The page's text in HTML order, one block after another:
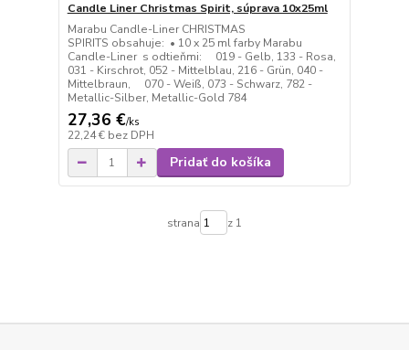
Candle Liner Christmas Spirit, súprava 10x25ml
Marabu Candle-Liner CHRISTMAS
SPIRITS obsahuje: • 10 x 25 ml farby Marabu
Candle-Liner s odtieňmi: 019 - Gelb, 133 - Rosa,
031 - Kirschrot, 052 - Mittelblau, 216 - Grün, 040 -
Mittelbraun, 070 - Weiß, 073 - Schwarz, 782 -
Metallic-Silber, Metallic-Gold 784
27,36 €/ks
22,24 € bez DPH
Pridať do košíka
strana z 1